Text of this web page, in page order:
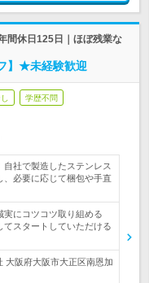
間休日125日｜ほぼ残業な
】★未経験歓迎
学歴不問
自社で製造したステンレス
、必要に応じて梱包や手直
実にコツコツ取り組める
スタートしていただける
大阪府大阪市大正区南恩加